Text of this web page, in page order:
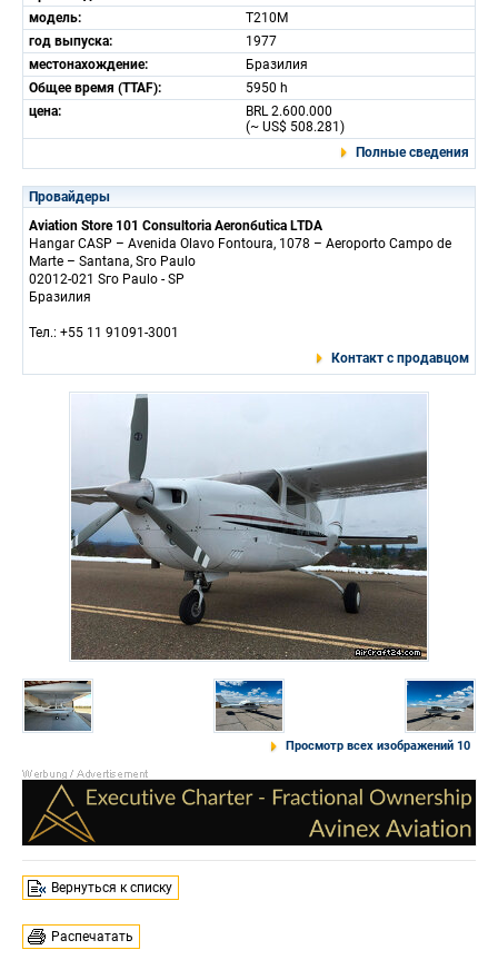
модель:
T210M
год выпуска:
1977
местонахождение:
Бразилия
Общее время (TTAF):
5950 h
цена:
BRL 2.600.000
(~ US$ 508.281)
Полные сведения
Провайдеры
Aviation Store 101 Consultoria Aeronбutica LTDA
Hangar CASP – Avenida Olavo Fontoura, 1078 – Aeroporto Campo de
Marte – Santana, Sгo Paulo
02012-021 Sгo Paulo - SP
Бразилия
Тел.: +55 11 91091-3001
Контакт с продавцом
Просмотр всех изображений 10
Вернуться к списку
Распечатать